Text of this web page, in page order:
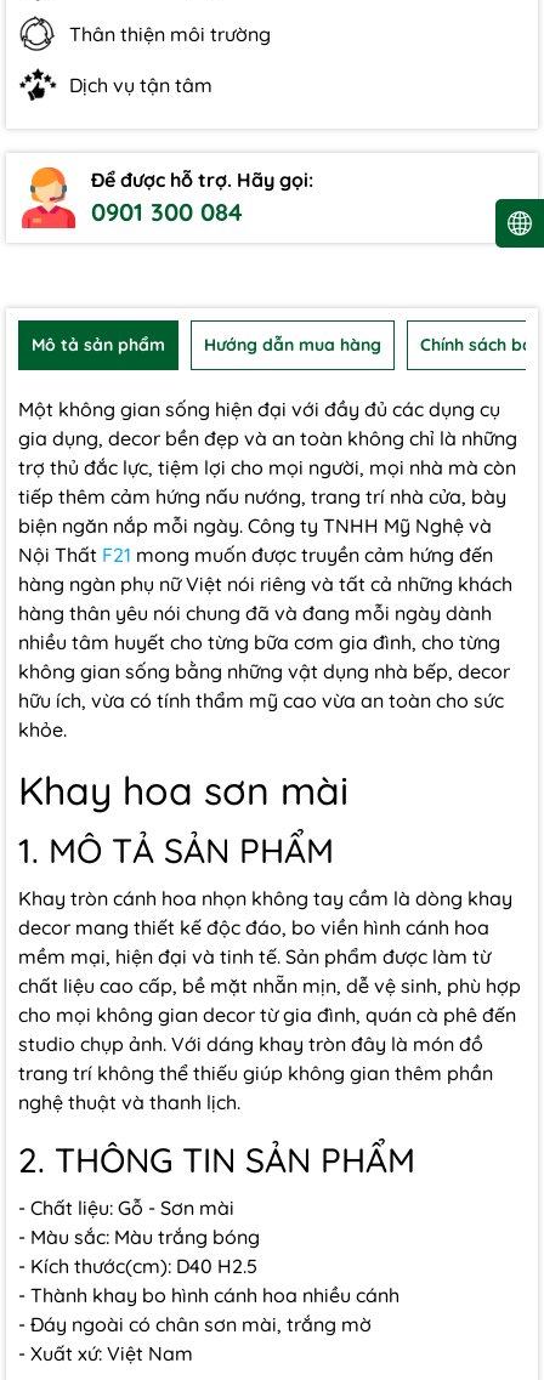
Thân thiện môi trường
Dịch vụ tận tâm
Để được hỗ trợ. Hãy gọi:
0901 300 084
Mô tả sản phẩm Hướng dẫn mua hàng Chính sách
Một không gian sống hiện đại với đầy đủ các dụng cụ
gia dụng, decor bền đẹp và an toàn không chỉ là những
trợ thủ đắc lực, tiệm lợi cho mọi người, mọi nhà mà còn
tiếp thêm cảm hứng nấu nướng, trang trí nhà cửa, bày
biện ngăn nắp mỗi ngày. Công ty TNHH Mỹ Nghệ và
Nội Thất F21 mong muốn được truyền cảm hứng đến
hàng ngàn phụ nữ Việt nói riêng và tất cả những khách
hàng thân yêu nói chung đã và đang mỗi ngày dành
nhiều tâm huyết cho từng bữa cơm gia đình, cho từng
không gian sống bằng những vật dụng nhà bếp, decor
hữu ích, vừa có tính thẩm mỹ cao vừa an toàn cho sức
khỏe.
Khay hoa sơn mài
1. MÔ TẢ SẢN PHẨM
Khay tròn cánh hoa nhọn không tay cầm là dòng khay
decor mang thiết kế độc đáo, bo viền hình cánh hoa
mềm mại, hiện đại và tinh tế. Sản phẩm được làm từ
chất liệu cao cấp, bề mặt nhẵn mịn, dễ vệ sinh, phù hợp
cho mọi không gian decor từ gia đình, quán cà phê đến
studio chụp ảnh. Với dáng khay tròn đây là món đồ
trang trí không thể thiếu giúp không gian thêm phần
nghệ thuật và thanh lịch.
2. THÔNG TIN SẢN PHẨM
- Chất liệu: Gỗ - Sơn mài
- Màu sắc: Màu trắng bóng
- Kích thước(cm): D40 H2.5
- Thành khay bo hình cánh hoa nhiều cánh
- Đáy ngoài có chân sơn mài, trắng mờ
- Xuất xứ: Việt Nam